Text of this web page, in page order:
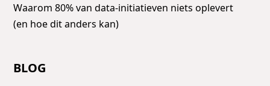
Waarom 80% van data-initiatieven niets oplevert
(en hoe dit anders kan)
BLOG